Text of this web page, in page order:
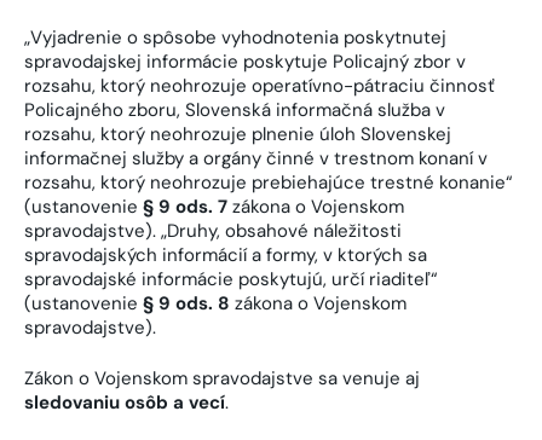
„Vyjadrenie o spôsobe vyhodnotenia poskytnutej
spravodajskej informácie poskytuje Policajný zbor v
rozsahu, ktorý neohrozuje operatívno-pátraciu činnosť
Policajného zboru, Slovenská informačná služba v
rozsahu, ktorý neohrozuje plnenie úloh Slovenskej
informačnej služby a orgány činné v trestnom konaní v
rozsahu, ktorý neohrozuje prebiehajúce trestné konanie“
(ustanovenie § 9 ods. 7 zákona o Vojenskom
spravodajstve). „Druhy, obsahové náležitosti
spravodajských informácií a formy, v ktorých sa
spravodajské informácie poskytujú, určí riaditeľ“
(ustanovenie § 9 ods. 8 zákona o Vojenskom
spravodajstve).
Zákon o Vojenskom spravodajstve sa venuje aj
sledovaniu osôb a vecí.